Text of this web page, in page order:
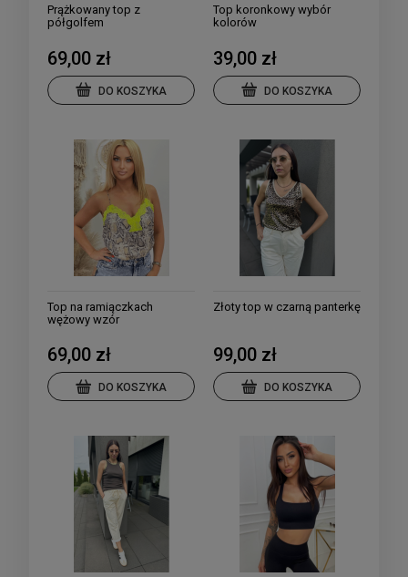
Prążkowany top z
półgolfem
69,00 zł
DO KOSZYKA
Top koronkowy wybór
kolorów
39,00 zł
DO KOSZYKA
Top na ramiączkach
wężowy wzór
69,00 zł
DO KOSZYKA
Złoty top w czarną panterkę
99,00 zł
DO KOSZYKA